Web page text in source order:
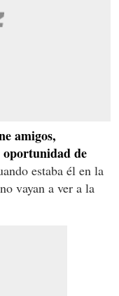
amigos,
oportunidad de
estaba él en la
vayan a ver a la